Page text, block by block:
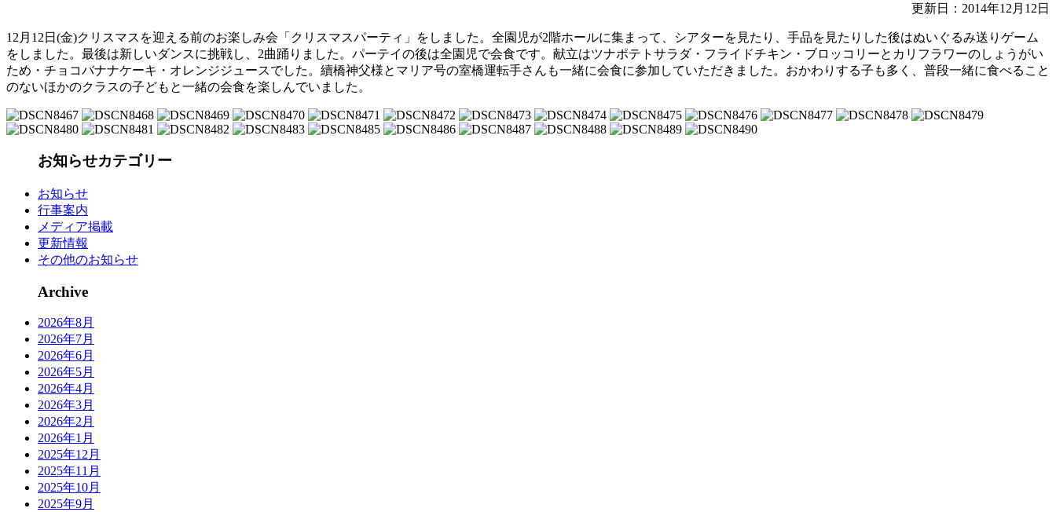
更新日：2014年12月12日
12月12日(金)クリスマスを迎える前のお楽しみ会「クリスマスパーティ」をしました。全園児が2階ホールに集まって、シアターを見たり、手品を見たりした後はぬいぐるみ送りゲーム
をしました。最後は新しいダンスに挑戦し、2曲踊りました。パーテイの後は全園児で会食です。献立はツナポテトサラダ・フライドチキン・ブロッコリーとカリフラワーのしょうがい
ため・チョコバナナケーキ・オレンジジュースでした。續橋神父様とマリア号の室橋運転手さんも一緒に会食に参加していただきました。おかわりする子も多く、普段一緒に食べること
のないほかのクラスの子どもと一緒の会食を楽しんでいました。
お知らせカテゴリー
お知らせ
行事案内
メディア掲載
更新情報
その他のお知らせ
Archive
2026年8月
2026年7月
2026年6月
2026年5月
2026年4月
2026年3月
2026年2月
2026年1月
2025年12月
2025年11月
2025年10月
2025年9月